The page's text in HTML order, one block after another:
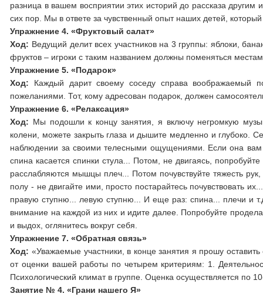
разница в вашем восприятии этих историй до рассказа
сих пор. Мы в ответе за чувственный опыт наших детей,
Упражнение 4. «Фруктовый салат»
Ход: Ведущий делит всех участников на 3 группы: яблоки,
фруктов – игроки с таким названием должны поменяться
Упражнение 5. «Подарок»
Ход: Каждый дарит своему соседу справа воображаемый
пожеланиями. Тот, кому адресован подарок, должен
Упражнение 6. «Релаксация»
Ход: Мы подошли к концу занятия, я включу негромкую
колени, можете закрыть глаза и дышите медленно и глубоко.
наблюдении за своими телесными ощущениями. Если она вам
спина касается спинки стула... Потом, не двигаясь,
расслабляются мышцы плеч... Потом почувствуйте тяжесть
полу - не двигайте ими, просто постарайтесь почувствовать
правую ступню... левую ступню... И еще раз: спина... плечи и
внимание на каждой из них и идите далее. Попробуйте
и выдох, оглянитесь вокруг себя.
Упражнение 7. «Обратная связь»
Ход: «Уважаемые участники, в конце занятия я прошу
от оценки вашей работы по четырем критериям: 1.
Психологический климат в группе. Оценка осуществляется по
Занятие № 4. «Грани нашего Я»